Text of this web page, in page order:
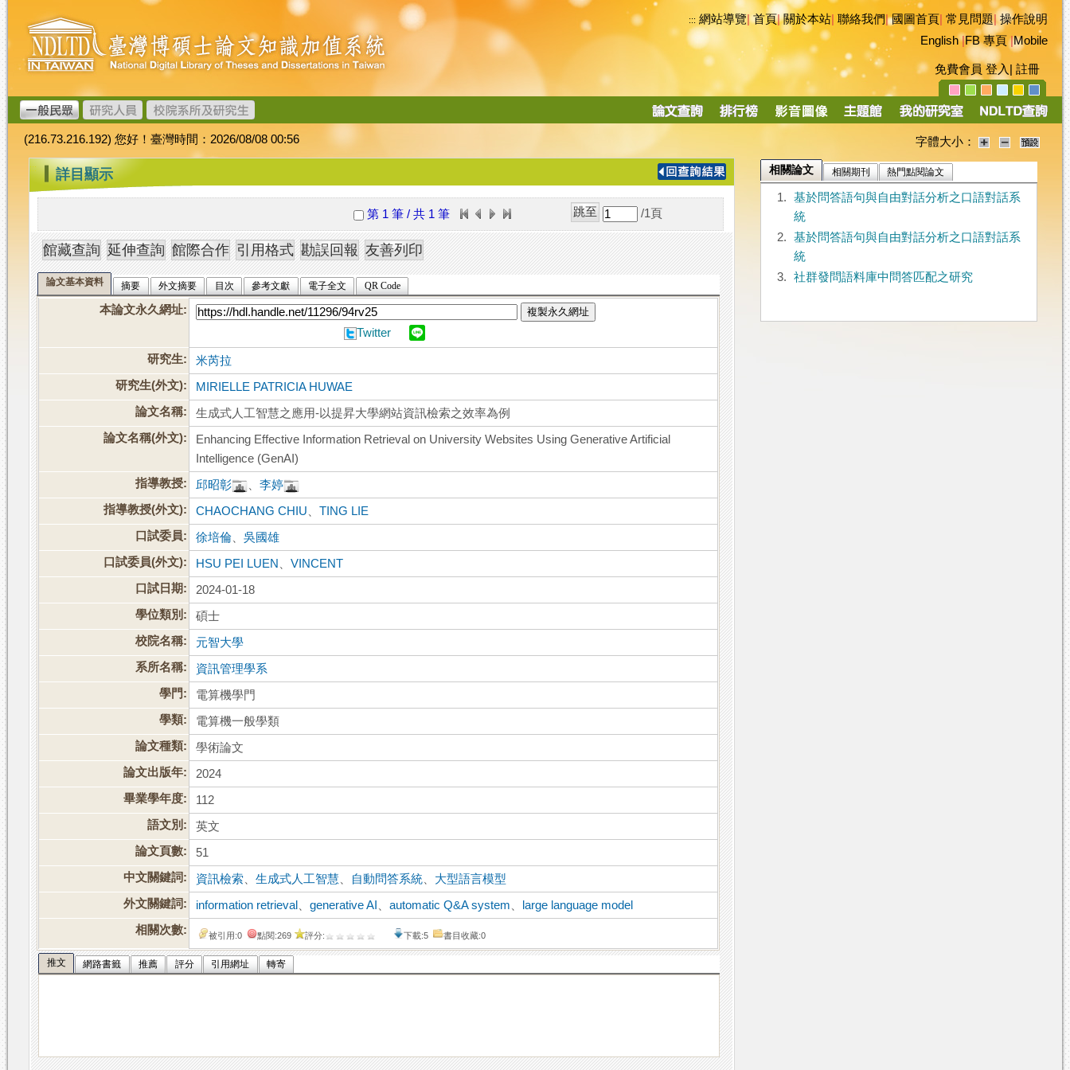
跳
到
主
要
內
容
臺
灣
博
碩
士
論
文
加
值
系
統
::: 網站導覽|首頁|關於本站 聯絡我們|國圖首頁 常見問題|操作說明
English|FB 專頁|Mobile
免費會員 登入 註冊
導
(216.73.216.192) 您好！臺灣時間：2026/08/08 00:56 字體大小：
::: 詳目顯示
第 1 筆 / 共 1 筆 /1 頁
論文基本資料 摘要 外文摘要 目次 參考文獻 電子全文 QR Code
本論文永久網址: 複製永久網址
Twitter
研究生:
米芮拉
研究生(外文):
MIRIELLE PATRICIA HUWAE
論文名稱:
生成式人工智慧之應用-以提昇大學網站資訊檢索之效率為例
論文名稱(外文):
Enhancing Effective Information Retrieval on University Websites Using Generative Artificial
Intelligence (GenAI)
指導教授:
邱昭彰 、李婷
指導教授(外文):
CHAOCHANG CHIU 、TING LIE
口試委員:
徐培倫 、吳國雄
口試委員(外文):
HSU PEI LUEN 、VINCENT
口試日期:
2024-01-18
學位類別:
碩士
校院名稱:
元智大學
系所名稱:
資訊管理學系
學門:
電算機學門
學類:
電算機一般學類
論文種類:
學術論文
論文出版年:
2024
畢業學年度:
112
語文別:
英文
論文頁數:
51
中文關鍵詞:
資訊檢索 、生成式人工智慧 自動問答系統
大型語言模型
外文關鍵詞:
information retrieval 、generative AI 、automatic Q&A system
large language model
相關次數:
被引用:0 點閱:269 評分: 下載:5 書目收藏:0
推文 網路書籤 推薦 評分 引用網址 轉寄
相關論文 相關期刊 熱門點閱論文
1.
基於問答語句與自由對話分析之口語對話系
統
2.
基於問答語句與自由對話分析之口語對話系
統
3.
社群發問語料庫中問答匹配之研究